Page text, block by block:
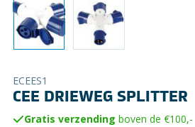
ECEES1
CEE DRIEWEG SPLITTER
Gratis verzending boven de €100,-